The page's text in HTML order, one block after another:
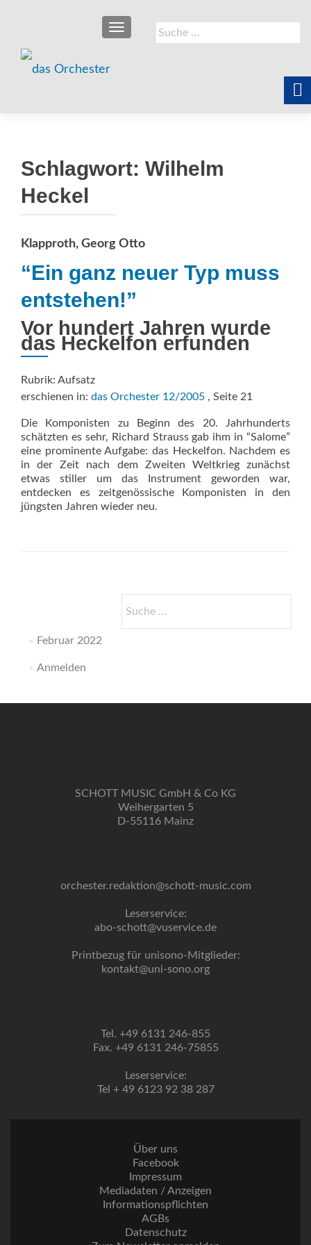
Suche
nach:
SCHALTE NAVIGATION
Schlagwort: Wilhelm
Heckel
Klapproth, Georg Otto
“Ein ganz neuer Typ muss
entstehen!”
Vor hundert Jahren wurde
das Heckelfon erfunden
Rubrik: Aufsatz
erschienen in: das Orchester 12/2005 , Seite 21
Die Komponisten zu Beginn des 20. Jahrhunderts
schätzten es sehr, Richard Strauss gab ihm in “Salome”
eine prominente Aufgabe: das Heckelfon. Nachdem es
in der Zeit nach dem Zweiten Weltkrieg zunächst
etwas stiller um das Instrument geworden war,
entdecken es zeitgenössische Komponisten in den
jüngsten Jahren wieder neu.
nach:
Februar 2022
Anmelden
SCHOTT MUSIC GmbH & Co KG
Weihergarten 5
D-55116 Mainz
orchester.redaktion@schott-music.com
Leserservice:
abo-schott@vuservice.de
Printbezug für unisono-Mitglieder:
kontakt@uni-sono.org
Tel. +49 6131 246-855
Fax. +49 6131 246-75855
Leserservice:
Tel + 49 6123 92 38 287
Über uns
Facebook
Impressum
Mediadaten / Anzeigen
Informationspflichten
AGBs
Datenschutz